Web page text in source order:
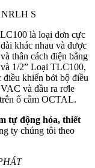
NRLH S
là loại đơn cực
khác nhau và được
thân cách điện bằng
1/2” Loại TLC100,
khiển bởi bộ điều
và đầu ra rơle
ổ cắm OCTAL.
tự động hóa, thiết
ty chúng tôi theo